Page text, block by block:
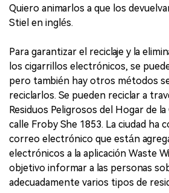
Quiero animarlos a que los
Stiel en inglés.
Para garantizar el reciclaje y la
los cigarrillos electrónicos, se
pero también hay otros métodos
reciclarlos. Se pueden reciclar a
Residuos Peligrosos del Hogar de la
calle Froby She 1853. La ciudad ha
correo electrónico que están
electrónicos a la aplicación Waste
objetivo informar a las personas
adecuadamente varios tipos de